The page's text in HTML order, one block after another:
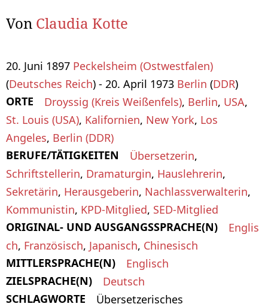
Von Claudia Kotte
20. Juni 1897 Peckelsheim (Ostwestfalen)
(Deutsches Reich) - 20. April 1973 Berlin (DDR)
ORTE Droyssig (Kreis Weißenfels), Berlin, USA,
St. Louis (USA), Kalifornien, New York, Los
Angeles, Berlin (DDR)
BERUFE/TÄTIGKEITEN Übersetzerin,
Schriftstellerin, Dramaturgin, Hauslehrerin,
Sekretärin, Herausgeberin, Nachlassverwalterin,
Kommunistin, KPD-Mitglied, SED-Mitglied
ORIGINAL- UND AUSGANGSSPRACHE(N)
Englis
ch, Französisch, Japanisch, Chinesisch
MITTLERSPRACHE(N) Englisch
ZIELSPRACHE(N) Deutsch
SCHLAGWORTE
Übersetzerisches